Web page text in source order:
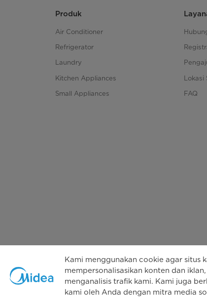
Produk
Air Conditioner
Refrigerator
Laundry
Kitchen Appliances
Small Appliances
Lokasi
FAQ
Kami menggunakan cookie agar situs
mempersonalisasikan konten dan
menganalisis trafik kami. Kami juga
kami oleh Anda dengan mitra media